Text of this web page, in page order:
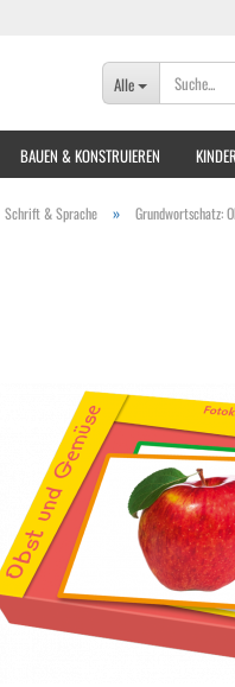
Alle
BAUEN & KONSTRUIEREN
Schrift & Sprache » Grundwortschatz: